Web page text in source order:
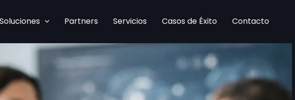
Soluciones Partners Servicios Casos de Éxito Contacto